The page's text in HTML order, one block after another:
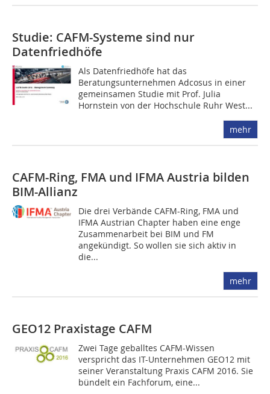
Studie: CAFM-Systeme sind nur
Datenfriedhöfe
Als Datenfriedhöfe hat das
Beratungsunternehmen Adcosus in einer
gemeinsamen Studie mit Prof. Julia
Hornstein von der Hochschule Ruhr West...
mehr
CAFM-Ring, FMA und IFMA Austria bilden
BIM-Allianz
Die drei Verbände CAFM-Ring, FMA und
IFMA Austrian Chapter haben eine enge
Zusammenarbeit bei BIM und FM
angekündigt. So wollen sie sich aktiv in
die...
mehr
GEO12 Praxistage CAFM
Zwei Tage geballtes CAFM-Wissen
verspricht das IT-­Unternehmen GEO12 mit
seiner Veranstaltung Praxis CAFM 2016. Sie
bündelt ein Fachforum, eine...